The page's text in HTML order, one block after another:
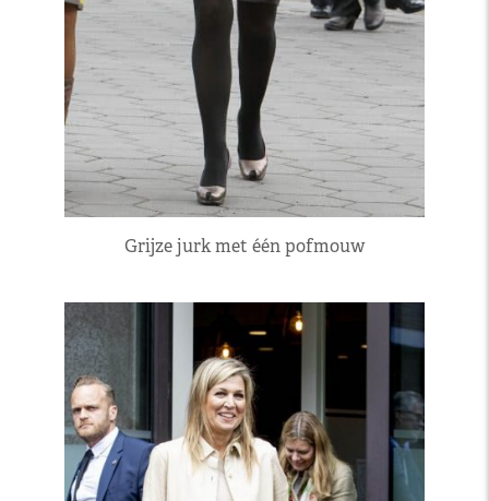
Grijze jurk met één pofmouw